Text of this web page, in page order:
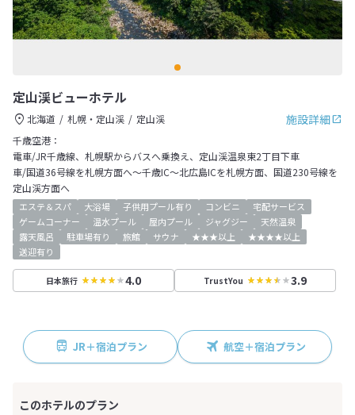
定山渓ビューホテル
施設詳細
北海道 札幌・定山渓
定山渓
千歳空港：
電車/JR千歳線、札幌駅からバスへ乗換え、定山渓温泉東2丁目下車
車/国道36号線を札幌方面へ～千歳IC～北広島ICを札幌方面、国道230号線を
定山渓方面へ
エステ＆スパ 大浴場 子供用プール有り コンビニ
宅配サービス
ゲームコーナー
温水プール 屋内プール ジャグジー
天然温泉
露天風呂
駐車場有り 旅館 サウナ ★★★以上
★★★★以上
送迎有り
日本旅行 4.0 TrustYou 3.9
JR＋宿泊プラン 航空＋宿泊プラン